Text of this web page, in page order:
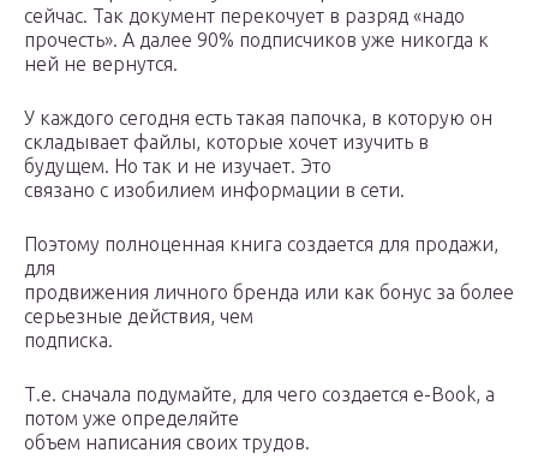
сейчас. Так документ перекочует в разряд «надо
прочесть». А далее 90% подписчиков уже никогда к
ней не вернутся.
У каждого сегодня есть такая папочка, в которую он
складывает файлы, которые хочет изучить в
будущем. Но так и не изучает. Это
связано с изобилием информации в сети.
Поэтому полноценная книга создается для продажи,
для
продвижения личного бренда или как бонус за более
серьезные действия, чем
подписка.
Т.е. сначала подумайте, для чего создается e-Book, а
потом уже определяйте
объем написания своих трудов.